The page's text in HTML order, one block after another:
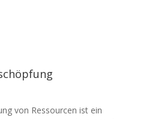
von Ressourcen ist ein